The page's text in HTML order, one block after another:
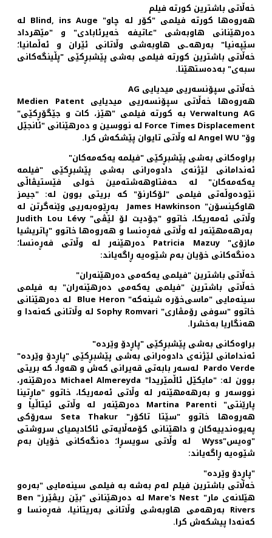
خه‌ڵاتی باشترین کورته فیلم
هه‌روه‌ها کورته فیلمی "کۆر له چاو" Blind, ins Auge له
ده‌رهێنانی هاوبه‌شی "عاتیفه خه‌یرئابادی" و "مێهرداد
سێپه‌نیا" به‌رهه‌ـی هاوبه‌شی وڵاتانی ئێران و ئه‌ڵمانیا؛
خه‌ڵاتی باشترین کورته فیلمی به‌شی پێشبڕکێی "پڵینگه‌کانی
سبه‌ی" به‌ده‌ستهێنا.
خه‌ڵاتی سپۆنسه‌ریی میدیایی AG
هه‌روه‌ها خه‌ڵاتی سپۆنسه‌ریی میدیایی Medien Patent
Verwaltung AG به کورته فیلمی "هێز، کات و جێگۆڕکێی"
Force Times Displacement له نووسین و ده‌رهێنانی "ئانجێل
وۆ" Angel WU له وڵاتی تایوان پێشکه‌ش کرا.
براوه‌کانی به‌شی پێشبڕکێی "فیلمه یه‌که‌مه‌کان"
ئه‌ندامانی لێژنه‌ی دادوه‌رانی به‌شی پێشبڕکێی "فیلمه
یه‌که‌مه‌کان" له حه‌فتاوهه‌شته‌مین خولی فێستیڤاڵی
نێوده‌وڵه‌تی فیلمی "لۆکارنۆ" که بریتی بوون له: "جیمز
هاوکینسۆن" James Hawkinson به‌ڕێوه‌به‌ریی وێنه‌گرتن له
وڵاتی ئه‌مه‌ریکا، خاتوو "جۆدیت لۆ لێڤی" Judith Lou Lévy
به‌رهه‌مهێنه‌ر له وڵاتی فه‌ڕه‌نسا و هه‌روه‌ها خاتوو "پاتریشیا
مازۆی" Patricia Mazuy ده‌رهێنه‌ر له وڵاتی فه‌ڕه‌نسا؛
ده‌نگه‌کانی خۆیان به‌م شێوه‌یه ڕاگه‌یاند:
خه‌ڵاتی باشترین "فیلمی یه‌که‌می ده‌رهێنه‌‌ران"
خه‌ڵاتی باشترین "فیلمی یه‌که‌می ده‌رهێنه‌ران" به فیلمی
سینه‌مایی "ماسی‌خۆره شینه‌که" Blue Heron له ده‌رهێنانی
خاتوو "سوفی رۆمڤاری" Sophy Romvari له وڵاتانی که‌نه‌دا و
هه‌نگاریا به‌خشرا.
براوه‌کانی به‌شی پێشبڕکێی "پاڕدۆ وێرده"
ئه‌ندامانی لێژنه‌ی دادوه‌رانی به‌شی پێشبڕکێی "پاڕدۆ وێرده"
Pardo Verde له‌سه‌ر بابه‌تی قه‌یرانی که‌ش و هه‌‌وا، که بریتی
بوون له: "مایکێل ئاڵمێریدا" Michael Almereyda ده‌رهێنه‌ر،
نووسه‌ر و به‌رهه‌مهێنه‌ر له وڵاتی ئه‌مه‌ریکا، خاتوو "ماڕتینا
پارێنتی" Martina Parenti ده‌رهێنه‌ر له وڵاتی ئیتاڵیا و
هه‌روه‌ها خاتوو "سێتا تاکۆر" Seta Thakur سه‌رۆکی
په‌یوه‌ندییه‌کان و داهێنانی کۆمه‌ڵایه‌تی ئاکادیمیای سروشتی
"وه‌یس"Wyss له وڵاتی سویسڕا؛ ده‌نگه‌کانی خۆیان به‌م
شێوه‌یه ڕاگه‌یاند:
"پاڕدۆ وێرده"
خه‌ڵاتی باشترین فیلم له‌م به‌شه به فیلمی سینه‌مایی "به‌ره‌و
هێلانه‌ی مار" Mare's Nest له ده‌رهێنانی "بێن ریڤێرز" Ben
Rivers به‌رهه‌می هاوبه‌شی وڵاتانی به‌ریتانیا، فه‌ڕه‌نسا و
که‌نه‌دا پیشکه‌ش کرا.